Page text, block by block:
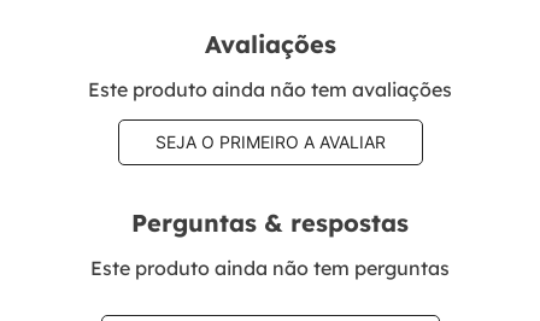
Avaliações
Este produto ainda não tem avaliações
SEJA O PRIMEIRO A AVALIAR
Perguntas & respostas
Este produto ainda não tem perguntas